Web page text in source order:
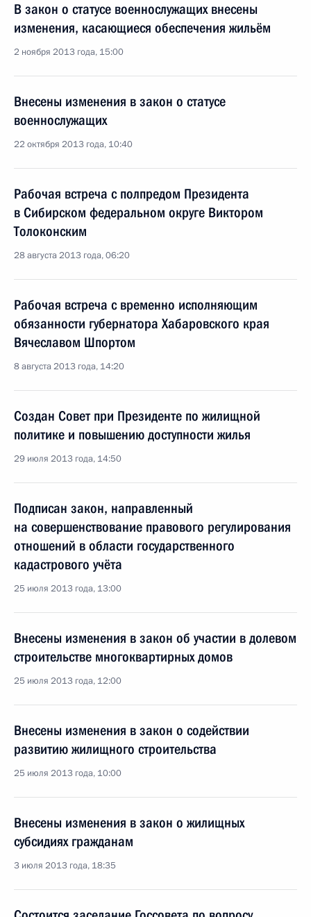
В закон о статусе военнослужащих внесены
изменения, касающиеся обеспечения жильём
2 ноября 2013 года, 15:00
Внесены изменения в закон о статусе
военнослужащих
22 октября 2013 года, 10:40
Рабочая встреча с полпредом Президента
в Сибирском федеральном округе Виктором
Толоконским
28 августа 2013 года, 06:20
Рабочая встреча с временно исполняющим
обязанности губернатора Хабаровского края
Вячеславом Шпортом
8 августа 2013 года, 14:20
Создан Совет при Президенте по жилищной
политике и повышению доступности жилья
29 июля 2013 года, 14:50
Подписан закон, направленный
на совершенствование правового регулирования
отношений в области государственного
кадастрового учёта
25 июля 2013 года, 13:00
Внесены изменения в закон об участии в долевом
строительстве многоквартирных домов
25 июля 2013 года, 12:00
Внесены изменения в закон о содействии
развитию жилищного строительства
25 июля 2013 года, 10:00
Внесены изменения в закон о жилищных
субсидиях гражданам
3 июля 2013 года, 18:35